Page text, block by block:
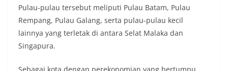
Pulau-pulau tersebut meliputi Pulau Batam, Pulau
Rempang, Pulau Galang, serta pulau-pulau kecil
lainnya yang terletak di antara Selat Malaka dan
Singapura.
Sebagai kota dengan perekonomian yang bertumpu